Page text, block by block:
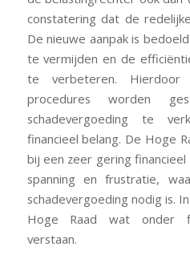
constatering dat de
De nieuwe aanpak is
te vermijden en de
te verbeteren.
procedures worden
schadevergoeding te
financieel belang. De Hoge
bij een zeer gering
spanning en frustratie,
schadevergoeding nodig is.
Hoge Raad wat onder
verstaan.